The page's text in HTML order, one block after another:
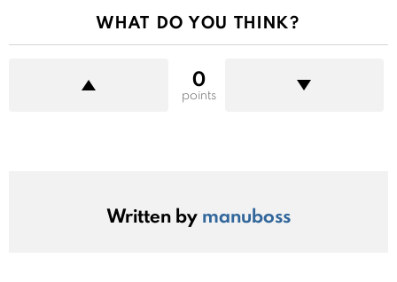
WHAT DO YOU THINK?
0
points
Written by manuboss